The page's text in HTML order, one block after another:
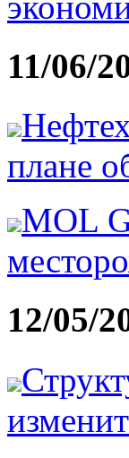
11/06/
плане
MOL
12/05/